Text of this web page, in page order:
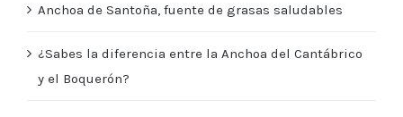
Anchoa de Santoña, fuente de grasas saludables
¿Sabes la diferencia entre la Anchoa del Cantábrico
y el Boquerón?